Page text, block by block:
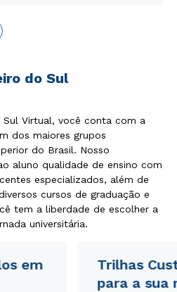
do Sul
Sul Virtual, você conta com a
dos maiores grupos
do Brasil. Nosso
aluno qualidade de ensino com
especializados, além de
cursos de graduação e
tem a liberdade de escolher a
universitária.
em
Trilhas
para a sua